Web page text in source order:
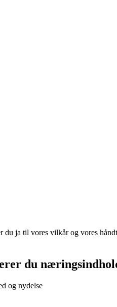
du ja til vores vilkår og vores
du
og nydelse